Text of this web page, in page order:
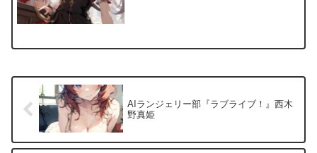
AIランジェリー部『ラブライブ！』西木
野真姫